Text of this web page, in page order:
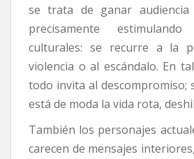
se trata de ganar
precisamente
culturales: se recurre a la
violencia o al escándalo. En
todo invita al descompromiso;
está de moda la vida rota,
También los personajes
carecen de mensajes